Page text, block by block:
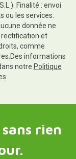
Finalité : envoi
ou les services.
donnée ne
rectification et
comme
informations
notre Politique
rien